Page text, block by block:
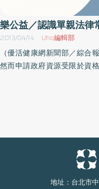
樂公益／認識單親法
2013/04/14 Uho編輯部
（優活健康網新聞部／綜合
然而申請政府資源受限於資
辦單位最新訊息為準，因此
認，以免臨時異動或取消，
食，敬請準時出席及簽到。
地址：台北市